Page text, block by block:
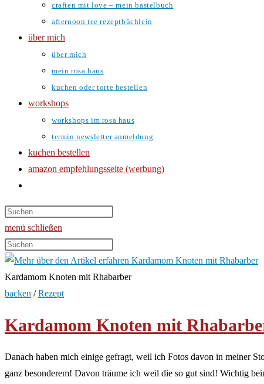
craften mit love – mein bastelbuch
afternoon tee rezeptbüchlein
über mich
über mich
mein rosa haus
kuchen oder torte bestellen
workshops
workshops im rosa haus
termin newsletter anmeldung
kuchen bestellen
amazon empfehlungsseite (werbung)
umschalten
menü schließen
Diese
Website
durchsuchen
Kardamom Knoten mit Rhabarber
backen /Rezept
Kardamom Knoten mit
Danach haben mich einige gefragt, weil ich Fotos davon in meiner
ganz besonderem! Davon träume ich weil die so gut sind! Wichtig